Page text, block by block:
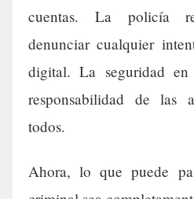
cuentas. La policía
denunciar cualquier
digital. La seguridad
responsabilidad de las
todos.
Ahora, lo que puede